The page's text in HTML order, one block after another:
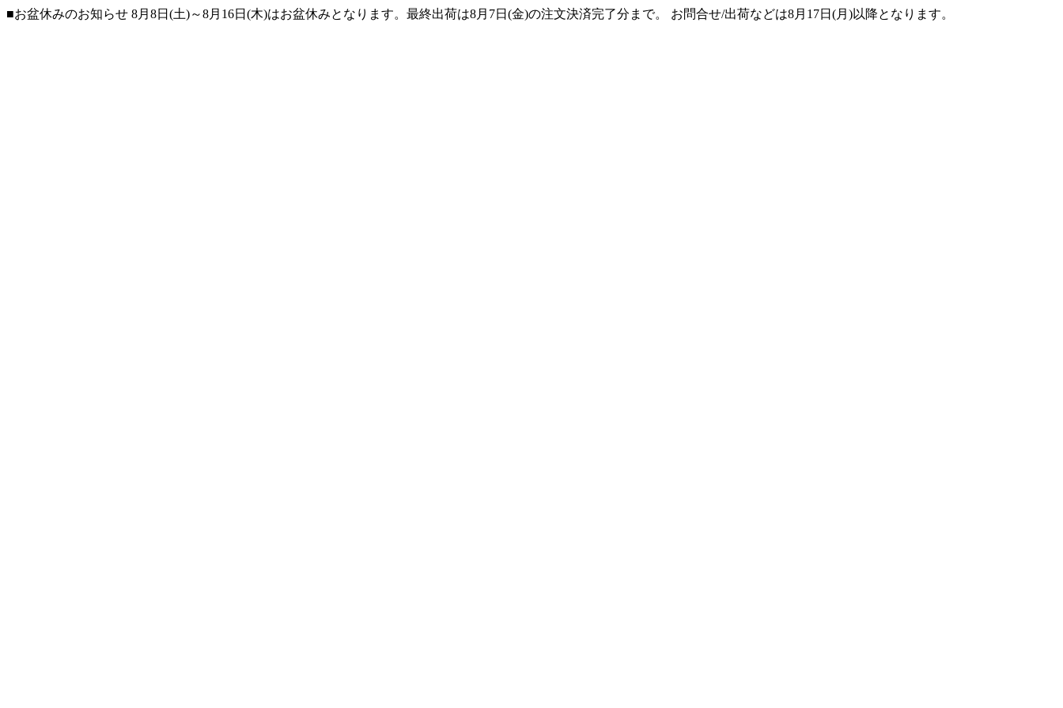
■お盆休みのお知らせ 8月8日(土)～8月16日(木)はお盆休みとなります。最終出荷は8月7日(金)の注文決済完了分まで。 お問合せ/出荷などは8月17日(月)以降となります。